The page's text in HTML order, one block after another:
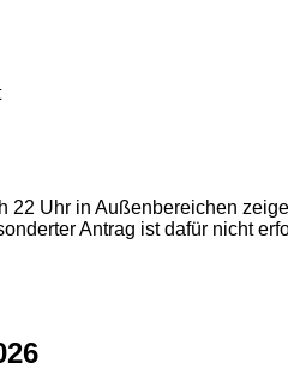
Uhr in Außenbereichen
Antrag ist dafür nicht